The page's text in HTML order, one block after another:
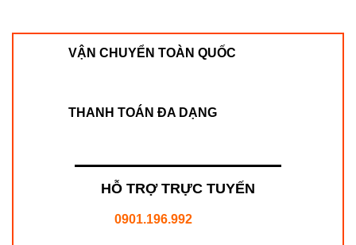
VẬN CHUYỂN TOÀN QUỐC
THANH TOÁN ĐA DẠNG
HỖ TRỢ TRỰC TUYẾN
0901.196.992